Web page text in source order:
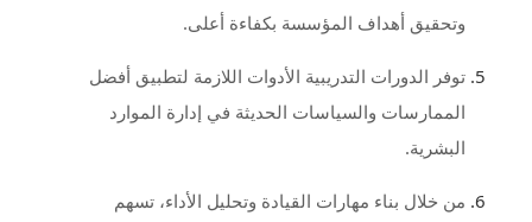
وتحقيق أهداف المؤسسة بكفاءة أعلى.
توفر الدورات التدريبية الأدوات اللازمة لتطبيق أفضل
الممارسات والسياسات الحديثة في إدارة الموارد
البشرية.
من خلال بناء مهارات القيادة وتحليل الأداء، تسهم